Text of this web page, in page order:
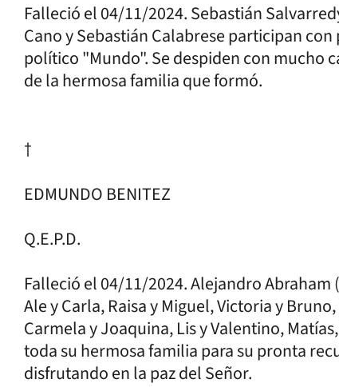
Falleció el 04/11/2024. Sebastián
Cano y Sebastián Calabrese participan
político "Mundo". Se despiden con mucho
de la hermosa familia que formó.
†
EDMUNDO BENITEZ
Q.E.P.D.
Falleció el 04/11/2024. Alejandro
Ale y Carla, Raisa y Miguel, Victoria y
Carmela y Joaquina, Lis y Valentino,
toda su hermosa familia para su pronta
disfrutando en la paz del Señor.